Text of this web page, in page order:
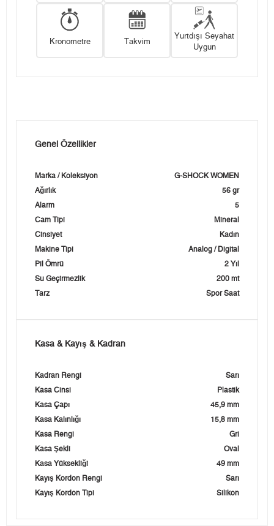
Kronometre Takvim
Yurtdışı Seyahat
Uygun
Genel Özellikler
Marka / Koleksiyon
G-SHOCK WOMEN
Ağırlık
56 gr
Alarm
5
Cam Tipi
Mineral
Cinsiyet
Kadın
Makine Tipi
Analog / Digital
Pil Ömrü
2 Yıl
Su Geçirmezlik
200 mt
Tarz
Spor Saat
Kasa & Kayış & Kadran
Kadran Rengi
Sarı
Kasa Cinsi
Plastik
Kasa Çapı
45,9 mm
Kasa Kalınlığı
15,8 mm
Kasa Rengi
Gri
Kasa Şekli
Oval
Kasa Yüksekliği
49 mm
Kayış Kordon Rengi
Sarı
Kayış Kordon Tipi
Silikon